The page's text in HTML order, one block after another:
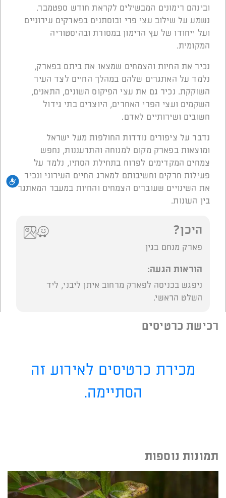
ובינהם רימונים המבשילים לקראת חודש ספטמבר.
נשמע על שילוב עצי פרי ובוסתנים בפארקים עירוניים
ועל ייחודו של עץ הרימון במסורת ובהיסטוריה
המקומית.
נכיר את החיות והצמחים שמצאו את ביתם בפארק,
נלמד על האתגרים שלהם במהלך החיים לצד העיר
השוקקת. נכיר גם את עצי הפיקוס השונים, התאנים,
השקמים ועצי הפרי האחרים, היוצרים בתי גידול
חשובים ושירותיים לאדם.
נדבר על ציפורים נודדות החולפות מעל ישראל
ומוצאות בפארק מקום למנוחה והתרעננות, נחפש
צמחים המקדימים לפרוח בתחילת הסתיו, נלמד על
פעילות חרקים וחשיבותם למארג החיים העירוני ונכיר
את השינויים שעוברים הצמחים והחיות במעבר המאתגר
בין העונות.
היכן?
פארק מנחם בגין
הוראות הגעה:
ניפגש בכניסה לפארק מרחוב איתן ליבני, ליד
השלט הראשי.
רכישת כרטיסים
מכירת כרטיסים לאירוע זה
הסתיימה.
תמונות נוספות